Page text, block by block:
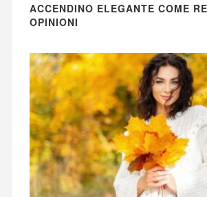
ACCENDINO ELEGANTE COME
OPINIONI